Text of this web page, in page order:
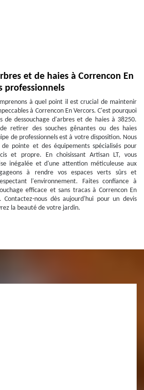
et de haies à Correncon En
professionnels
à quel point il est crucial de maintenir
à Correncon En Vercors. C'est pourquoi
de dessouchage d'arbres et de haies à 38250.
retirer des souches gênantes ou des haies
de professionnels est à votre disposition. Nous
de pointe et des équipements spécialisés pour
et propre. En choisissant Artisan LT, vous
inégalée et d'une attention méticuleuse aux
à rendre vos espaces verts sûrs et
l'environnement. Faites confiance à
efficace et sans tracas à Correncon En
Contactez-nous dès aujourd'hui pour un devis
la beauté de votre jardin.